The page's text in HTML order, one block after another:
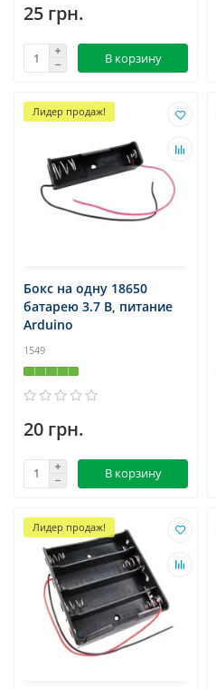
25 грн.
В корзину
Лидер продаж!
Бокс на одну 18650
батарею 3.7 В, питание
Arduino
1549
20 грн.
В корзину
Лидер продаж!